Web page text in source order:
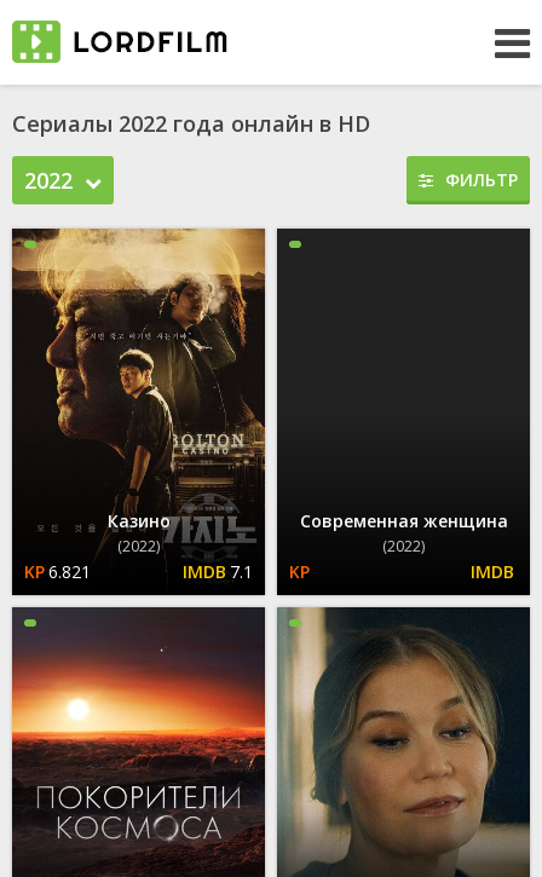
Сериалы 2022 года онлайн в HD
2022
ФИЛЬТР
Казино
(2022)
6.821 7.1
Современная женщина
(2022)